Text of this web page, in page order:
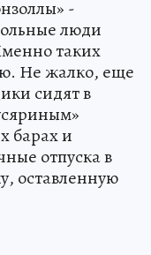
-
люди
таких
Не жалко, еще
сидят в
барах и
отпуска в
оставленную